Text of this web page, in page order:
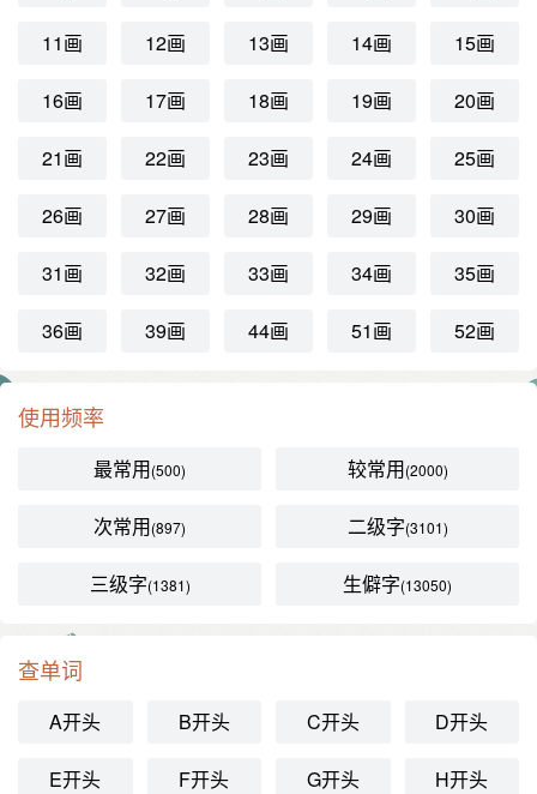
11画 12画 13画 14画 15画
16画 17画 18画 19画 20画
21画 22画 23画 24画 25画
26画 27画 28画 29画 30画
31画 32画 33画 34画 35画
36画 39画 44画 51画 52画
使用频率
最常用(500) 较常用(2000)
次常用(897) 二级字(3101)
三级字(1381) 生僻字(13050)
查单词
A开头 B开头 C开头 D开头
E开头 F开头 G开头 H开头